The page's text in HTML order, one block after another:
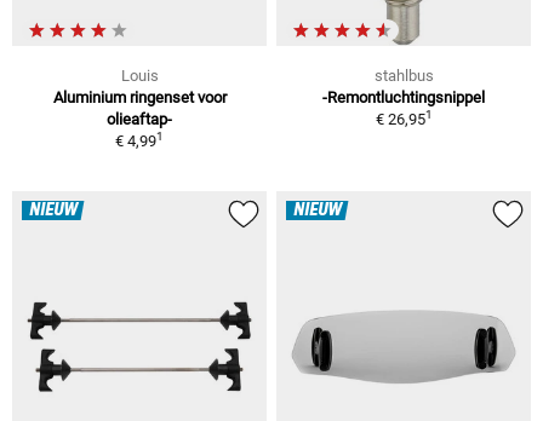
Louis
Aluminium ringenset voor
olieaftap-
€ 4,991
stahlbus
-Remontluchtingsnippel
€ 26,951
NIEUW NIEUW